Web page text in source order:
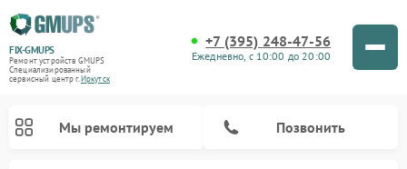
FIX-GMUPS
Ремонт устройств GMUPS
Специализированный
cервисный центр г.Иркутск
+7 (395) 248-47-56
Ежедневно, с 10:00 до 20:00
Мы ремонтируем Позвонить